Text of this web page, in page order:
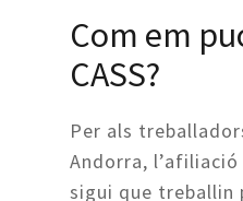
Com em
CASS?
Per als
Andorra,
sigui que treballin